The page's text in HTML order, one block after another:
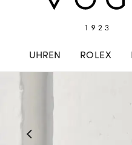
UHREN ROLEX